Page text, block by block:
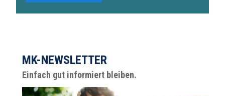
MK-NEWSLETTER
Einfach gut informiert bleiben.